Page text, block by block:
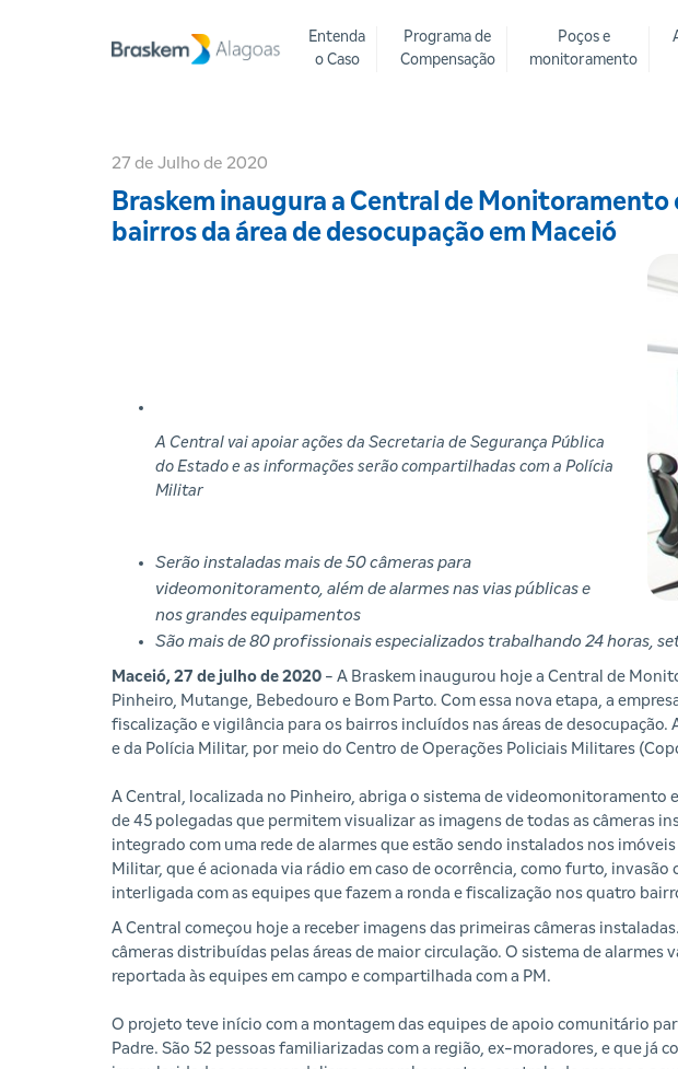
Entenda
o Caso
Programa de
Compensação
Poços e
monitoramento
27 de Julho de 2020
Braskem inaugura a Central de Monitoramento
bairros da área de desocupação em Maceió
A Central vai apoiar ações da Secretaria de Segurança Pública
do Estado e as informações serão compartilhadas com a Polícia
Militar
Serão instaladas mais de 50 câmeras para
videomonitoramento, além de alarmes nas vias públicas e
nos grandes equipamentos
São mais de 80 profissionais especializados trabalhando 24 horas,
Maceió, 27 de julho de 2020 - A Braskem inaugurou hoje a Central de
Pinheiro, Mutange, Bebedouro e Bom Parto. Com essa nova etapa, a
fiscalização e vigilância para os bairros incluídos nas áreas de
e da Polícia Militar, por meio do Centro de Operações Policiais Militares
A Central, localizada no Pinheiro, abriga o sistema de videomonitoramento
de 45 polegadas que permitem visualizar as imagens de todas as câmeras
integrado com uma rede de alarmes que estão sendo instalados nos
Militar, que é acionada via rádio em caso de ocorrência, como furto,
interligada com as equipes que fazem a ronda e fiscalização nos quatro
A Central começou hoje a receber imagens das primeiras câmeras
câmeras distribuídas pelas áreas de maior circulação. O sistema de
reportada às equipes em campo e compartilhada com a PM.
O projeto teve início com a montagem das equipes de apoio comunitário
Padre. São 52 pessoas familiarizadas com a região, ex-moradores, e que já